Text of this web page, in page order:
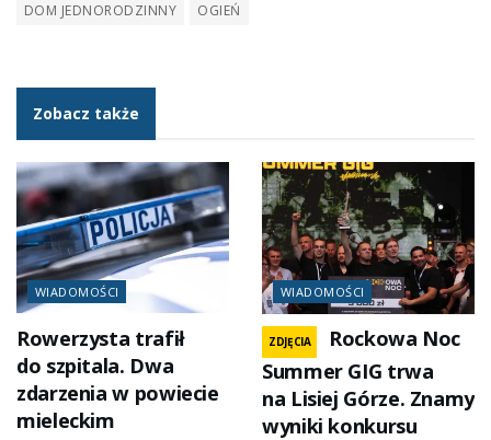
DOM JEDNORODZINNY
OGIEŃ
Zobacz także
WIADOMOŚCI
Rowerzysta trafił
do szpitala. Dwa
zdarzenia w powiecie
mieleckim
WIADOMOŚCI
ZDJĘCIA
Rockowa Noc
Summer GIG trwa
na Lisiej Górze. Znamy
wyniki konkursu